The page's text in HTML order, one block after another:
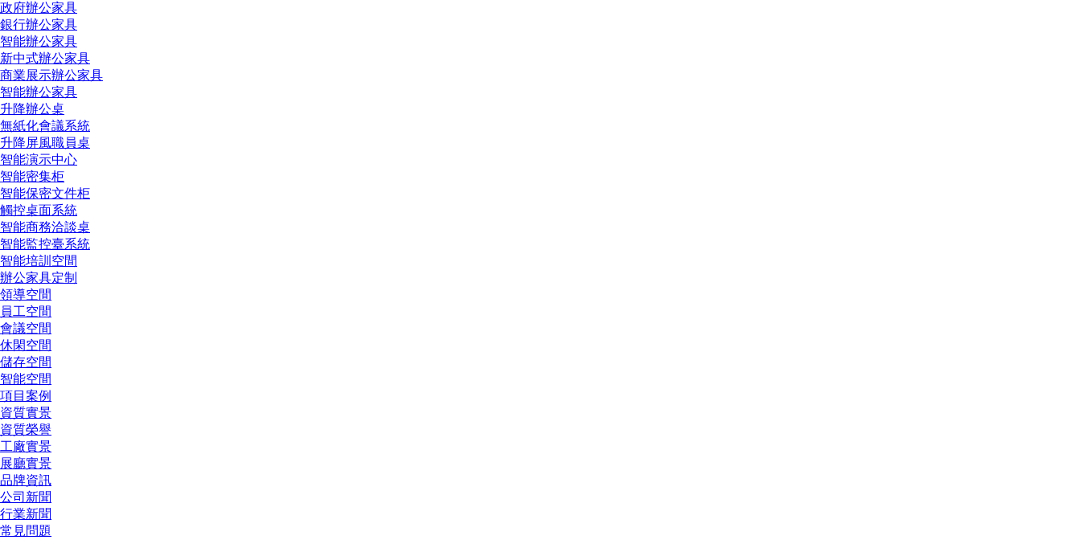
政府辦公家具
銀行辦公家具
智能辦公家具
新中式辦公家具
商業展示辦公家具
智能辦公家具
升降辦公桌
無紙化會議系統
升降屏風職員桌
智能演示中心
智能密集柜
智能保密文件柜
觸控桌面系統
智能商務洽談桌
智能監控臺系統
智能培訓空間
辦公家具定制
領導空間
員工空間
會議空間
休閑空間
儲存空間
智能空間
項目案例
資質實景
資質榮譽
工廠實景
展廳實景
品牌資訊
公司新聞
行業新聞
常見問題